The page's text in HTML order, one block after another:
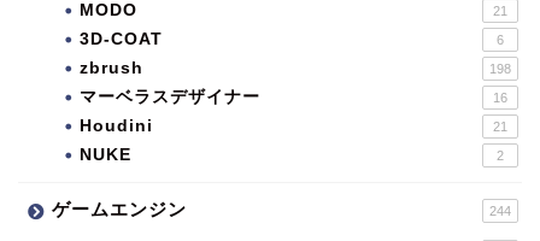
MODO 21
3D-COAT 6
zbrush 198
マーベラスデザイナー 16
Houdini 21
NUKE 2
ゲームエンジン 244